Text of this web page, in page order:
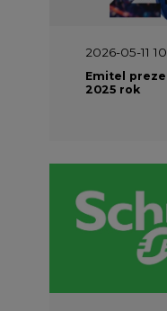
2026-05-11
Emitel
2025 rok